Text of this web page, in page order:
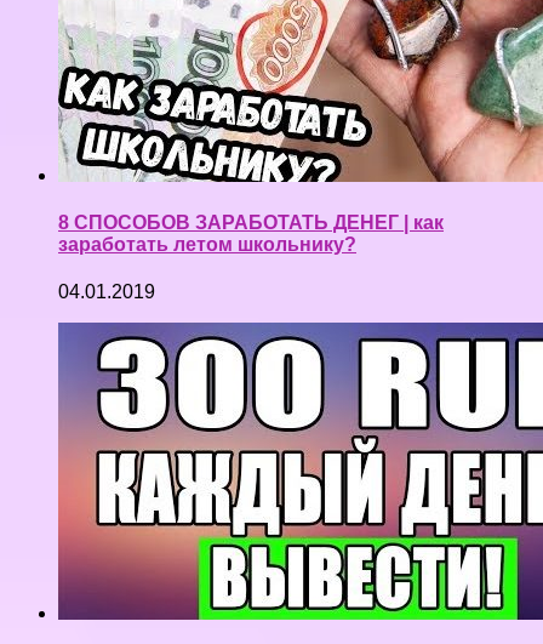
8 СПОСОБОВ ЗАРАБОТАТЬ ДЕНЕГ | как
заработать летом школьнику?
04.01.2019